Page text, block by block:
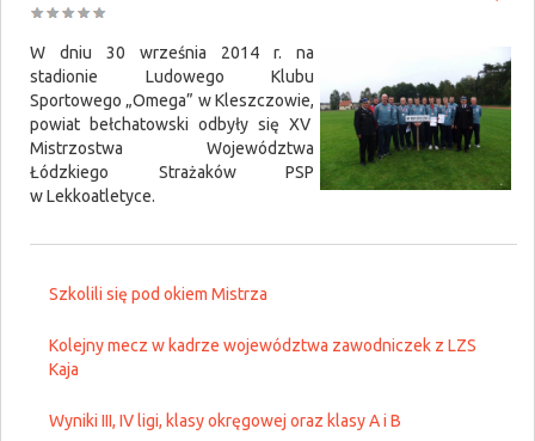
W dniu 30 września 2014 r. na
stadionie Ludowego Klubu
Sportowego „Omega” w Kleszczowie,
powiat bełchatowski odbyły się XV
Mistrzostwa Województwa
Łódzkiego Strażaków PSP
w Lekkoatletyce.
Szkolili się pod okiem Mistrza
Kolejny mecz w kadrze województwa zawodniczek z LZS
Kaja
Wyniki III, IV ligi, klasy okręgowej oraz klasy A i B